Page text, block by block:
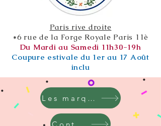
Paris rive droite
*6 rue de la Forge Royale Paris 11è
Du Mardi au Samedi 11h30-19h
Coupure estivale du 1er au 17 Août
inclu
Les marques
Contact